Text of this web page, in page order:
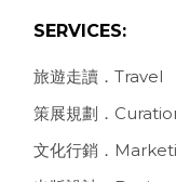
SERVICES:
旅遊走讀．Travel
策展規劃．
文化行銷．